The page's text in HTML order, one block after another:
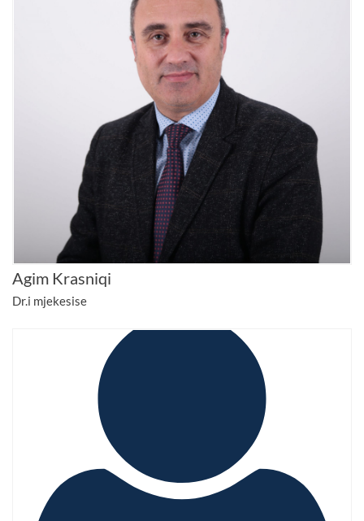
Agim Krasniqi
Dr.i mjekesise